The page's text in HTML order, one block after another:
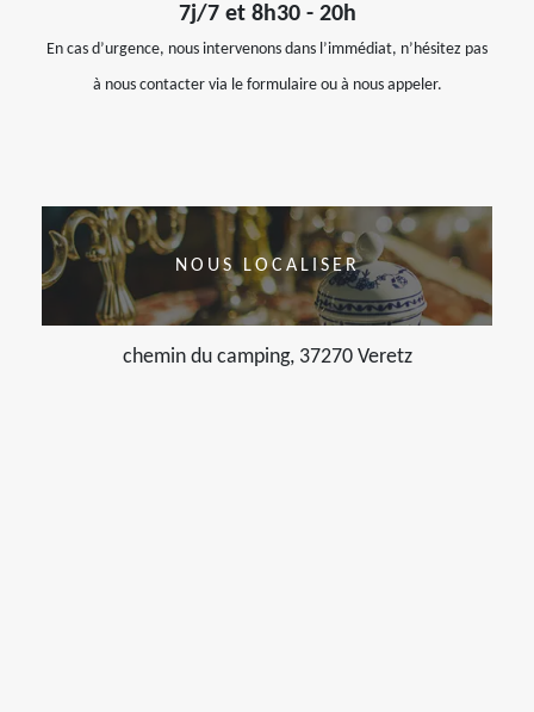
7j/7 et 8h30 - 20h
En cas d’urgence, nous intervenons dans l’immédiat, n’hésitez pas
à nous contacter via le formulaire ou à nous appeler.
NOUS LOCALISER
chemin du camping, 37270 Veretz